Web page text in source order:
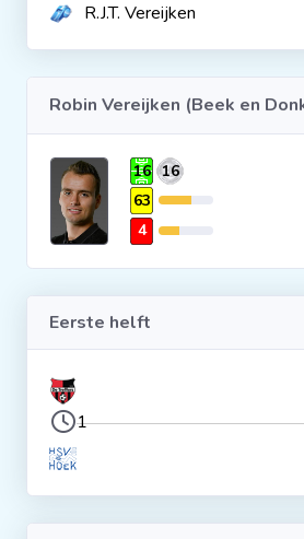
VROUWEN
Statistieken
R.J.T. Vereijken
Robin Vereijken (Beek en
16 16
63
4
Eerste helft
1